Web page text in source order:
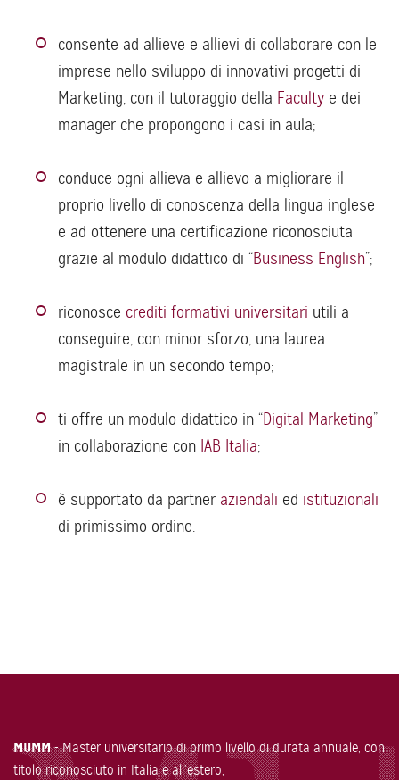
consente ad allieve e allievi di collaborare con le
imprese nello sviluppo di innovativi progetti di
Marketing, con il tutoraggio della Faculty e dei
manager che propongono i casi in aula;
conduce ogni allieva e allievo a migliorare il
proprio livello di conoscenza della lingua inglese
e ad ottenere una certificazione riconosciuta
grazie al modulo didattico di “Business English”;
riconosce crediti formativi universitari utili a
conseguire, con minor sforzo, una laurea
magistrale in un secondo tempo;
ti offre un modulo didattico in “Digital Marketing”
in collaborazione con IAB Italia;
è supportato da partner aziendali ed istituzionali
di primissimo ordine.
MUMM- Master universitario di primo livello di durata annuale, con
titolo riconosciuto in Italia e all’estero,